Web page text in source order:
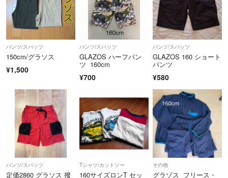
パンツ/スパッツ
150cm/グラソス
¥1,500
パンツ/スパッツ
GLAZOS ハーフパン
ツ 160cm
¥700
パンツ/スパッツ
GLAZOS 160 ショート
パンツ
¥580
パンツ/スパッツ
定価2860 グラソス 撥
Tシャツ/カットソー
160サイズロンT セッ
その他
グラゾス フリース・